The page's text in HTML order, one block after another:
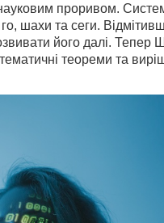
проривом.
шахи та сеги.
його далі. Тепер
теореми та